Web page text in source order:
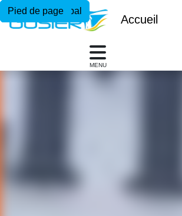
Menu principal
Contenu principal
Pied de page
Accueil
MENU